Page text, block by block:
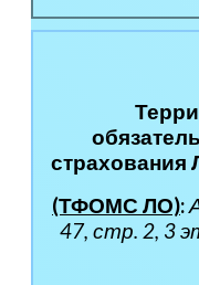
страхования
(ТФОМС ЛО):
47, стр. 2, 3